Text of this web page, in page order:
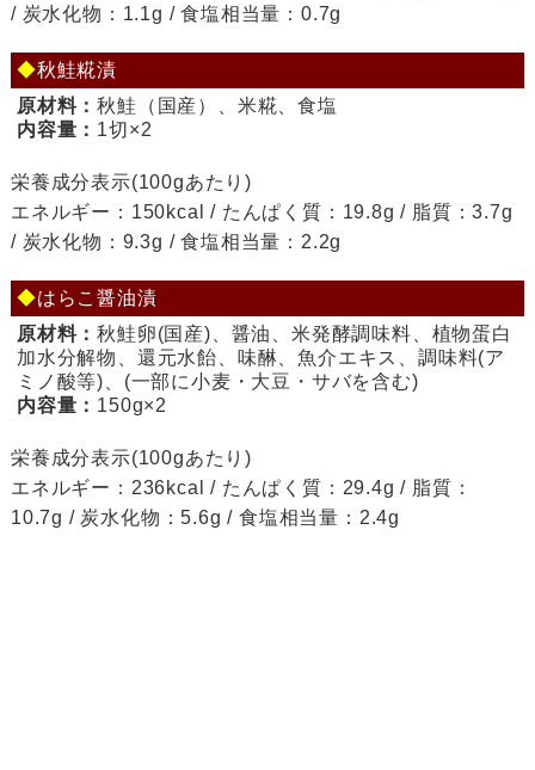
/ 炭水化物：1.1g / 食塩相当量：0.7g
◆秋鮭糀漬
原材料：秋鮭（国産）、米糀、食塩
内容量： 1切×2
栄養成分表示(100gあたり)
エネルギー：150kcal / たんぱく質：19.8g / 脂質：3.7g
/ 炭水化物：9.3g / 食塩相当量：2.2g
◆はらこ醤油漬
原材料：秋鮭卵(国産)、醤油、米発酵調味料、植物蛋白
加水分解物、還元水飴、味醂、魚介エキス、調味料(ア
ミノ酸等)、(一部に小麦・大豆・サバを含む)
内容量： 150g×2
栄養成分表示(100gあたり)
エネルギー：236kcal / たんぱく質：29.4g / 脂質：
10.7g / 炭水化物：5.6g / 食塩相当量：2.4g